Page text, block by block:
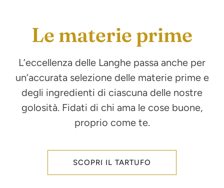
Le materie prime
L’eccellenza delle Langhe passa anche per
un’accurata selezione delle materie prime e
degli ingredienti di ciascuna delle nostre
golosità. Fidati di chi ama le cose buone,
proprio come te.
SCOPRI IL TARTUFO